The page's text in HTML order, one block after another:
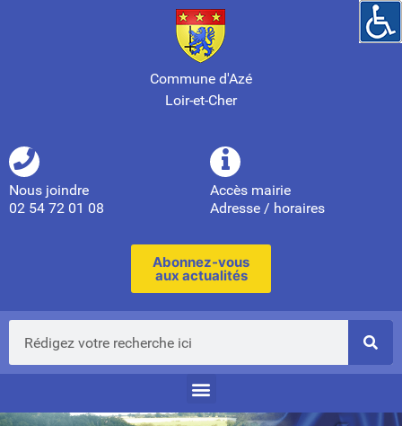
Commune d'Azé
Loir-et-Cher
Nous joindre
02 54 72 01 08
Accès mairie
Adresse / horaires
Abonnez-vous
aux actualités